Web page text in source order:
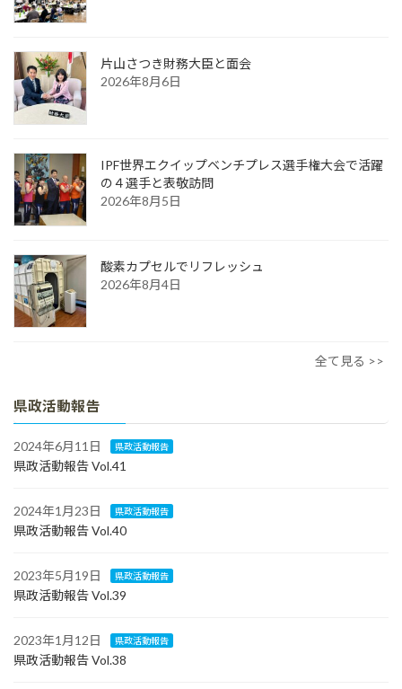
片山さつき財務大臣と面会
2026年8月6日
IPF世界エクイップベンチプレス選手権大会で活躍
の４選手と表敬訪問
2026年8月5日
酸素カプセルでリフレッシュ
2026年8月4日
全て見る >>
県政活動報告
2024年6月11日 県政活動報告
県政活動報告 Vol.41
2024年1月23日 県政活動報告
県政活動報告 Vol.40
2023年5月19日 県政活動報告
県政活動報告 Vol.39
2023年1月12日 県政活動報告
県政活動報告 Vol.38